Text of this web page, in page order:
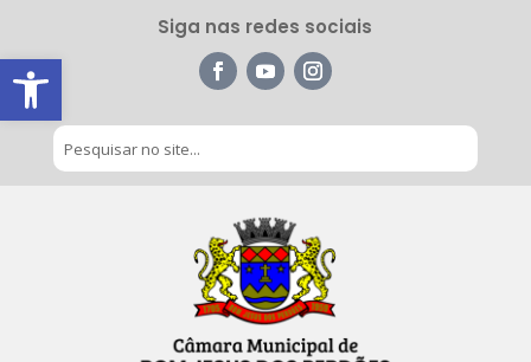
Barra de Ferramentas Aberta
Siga nas redes sociais